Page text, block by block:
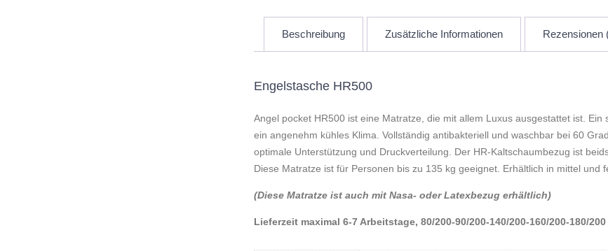
Beschreibung Zusätzliche Informationen Rezensionen
Engelstasche HR500
Angel pocket HR500 ist eine Matratze, die mit allem Luxus ausgestattet ist.
ein angenehm kühles Klima. Vollständig antibakteriell und waschbar bei 60
optimale Unterstützung und Druckverteilung. Der HR-Kaltschaumbezug ist
Diese Matratze ist für Personen bis zu 135 kg geeignet. Erhältlich in mittel und
(Diese Matratze ist auch mit Nasa- oder Latexbezug erhältlich)
Lieferzeit maximal 6-7 Arbeitstage, 80/200-90/200-140/200-160/200-180/